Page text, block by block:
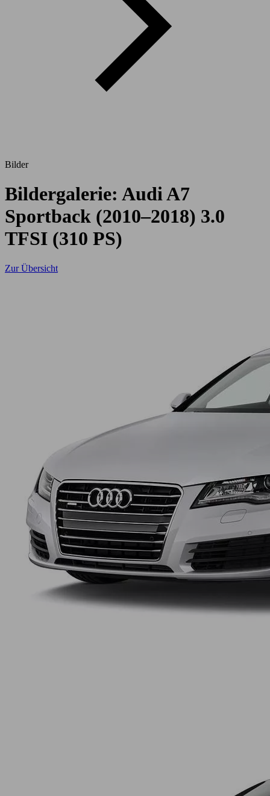
Bilder
Bildergalerie: Audi A7
Sportback (2010–2018) 3.0
TFSI (310 PS)
Zur Übersicht